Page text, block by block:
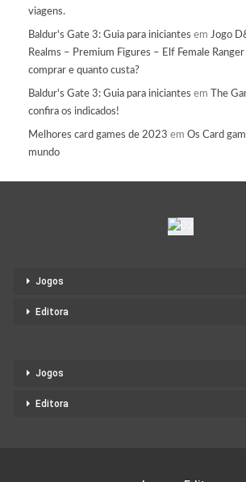
viagens.
Baldur's Gate 3: Guia para iniciantes em Jogo
Realms – Premium Figures – Elf Female
comprar e quanto custa?
Baldur's Gate 3: Guia para iniciantes em
The
confira os indicados!
Melhores card games de 2023 em Os Card
mundo
Jogos
Editora
Jogos
Editora